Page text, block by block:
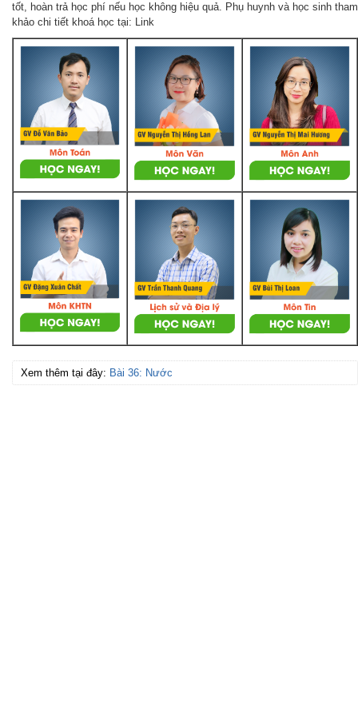
tốt, hoàn trả học phí nếu học không hiệu quả. Phụ huynh và học sinh tham
khảo chi tiết khoá học tại: Link
Xem thêm tại đây: Bài 36: Nước